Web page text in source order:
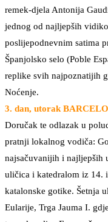
remek-djela Antonija
jednog od najljepših
poslijepodnevnim satima
Španjolsko selo (Poble
replike svih najpoznatijih
Noćenje.
3. dan, utorak
Doručak te odlazak u
pratnji lokalnog vodiča:
najsačuvanijih i najljepših
uličica i katedralom iz 14.
katalonske gotike. Šetnja
Eularije, Trga Jauma I.